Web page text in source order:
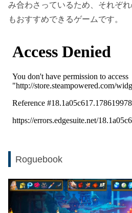
み合わさっているため、それぞ
もおすすめできるゲームです。
Roguebook